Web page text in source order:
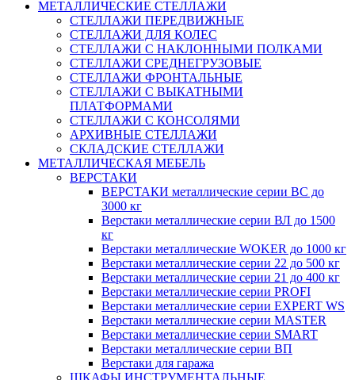
МЕТАЛЛИЧЕСКИЕ СТЕЛЛАЖИ
СТЕЛЛАЖИ ПЕРЕДВИЖНЫЕ
СТЕЛЛАЖИ ДЛЯ КОЛЕС
СТЕЛЛАЖИ С НАКЛОННЫМИ ПОЛКАМИ
СТЕЛЛАЖИ СРЕДНЕГРУЗОВЫЕ
СТЕЛЛАЖИ ФРОНТАЛЬНЫЕ
СТЕЛЛАЖИ С ВЫКАТНЫМИ
ПЛАТФОРМАМИ
СТЕЛЛАЖИ С КОНСОЛЯМИ
АРХИВНЫЕ СТЕЛЛАЖИ
СКЛАДСКИЕ СТЕЛЛАЖИ
МЕТАЛЛИЧЕСКАЯ МЕБЕЛЬ
ВЕРСТАКИ
ВЕРСТАКИ металлические серии ВС до
3000 кг
Верстаки металлические серии ВЛ до 1500
кг
Верстаки металлические WOKER до 1000 кг
Верстаки металлические серии 22 до 500 кг
Верстаки металлические серии 21 до 400 кг
Верстаки металлические серии PROFI
Верстаки металлические серии EXPERT WS
Верстаки металлические серии MASTER
Верстаки металлические серии SMART
Верстаки металлические серии ВП
Верстаки для гаража
ШКАФЫ ИНСТРУМЕНТАЛЬНЫЕ